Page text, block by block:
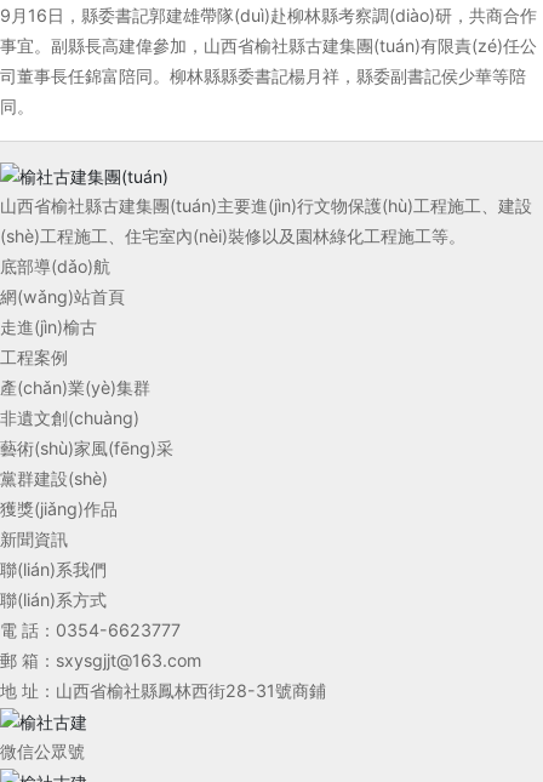
9月16日，縣委書記郭建雄帶隊(duì)赴柳林縣考察調(diào)研，共商合作
事宜。副縣長高建偉參加，山西省榆社縣古建集團(tuán)有限責(zé)任公
司董事長任錦富陪同。柳林縣縣委書記楊月祥，縣委副書記侯少華等陪
同。
山西省榆社縣古建集團(tuán)主要進(jìn)行文物保護(hù)工程施工、建設
(shè)工程施工、住宅室內(nèi)裝修以及園林綠化工程施工等。
底部導(dǎo)航
網(wǎng)站首頁
走進(jìn)榆古
工程案例
產(chǎn)業(yè)集群
非遺文創(chuàng)
藝術(shù)家風(fēng)采
黨群建設(shè)
獲獎(jiǎng)作品
新聞資訊
聯(lián)系我們
聯(lián)系方式
電 話： 0354-6623777
郵 箱： sxysgjjt@163.com
地 址：山西省榆社縣鳳林西街28-31號商鋪
微信公眾號